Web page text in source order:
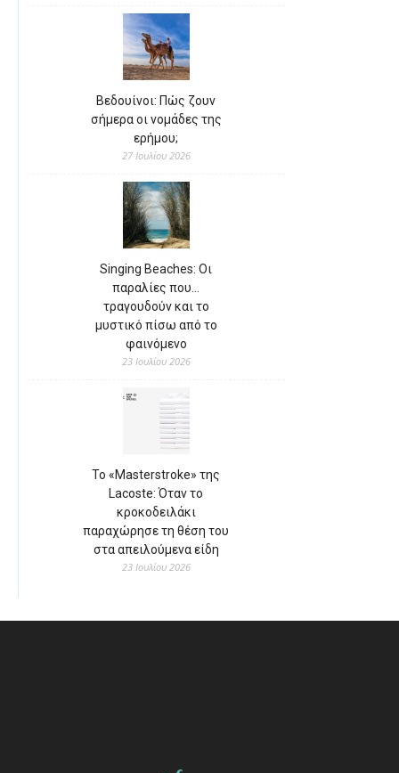
Βεδουίνοι: Πώς ζουν
σήμερα οι νομάδες της
ερήμου;
27 Ιουλίου 2026
Singing Beaches: Οι
παραλίες που…
τραγουδούν και το
μυστικό πίσω από το
φαινόμενο
23 Ιουλίου 2026
Το «Masterstroke» της
Lacoste: Όταν το
κροκοδειλάκι
παραχώρησε τη θέση του
στα απειλούμενα είδη
23 Ιουλίου 2026